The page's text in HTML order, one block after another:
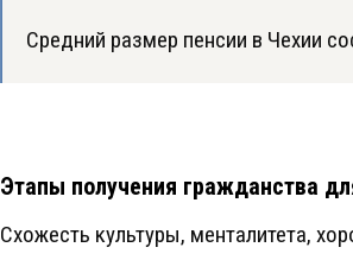
Средний размер пенсии в Чехии
Этапы получения гражданства
Схожесть культуры, менталитета,